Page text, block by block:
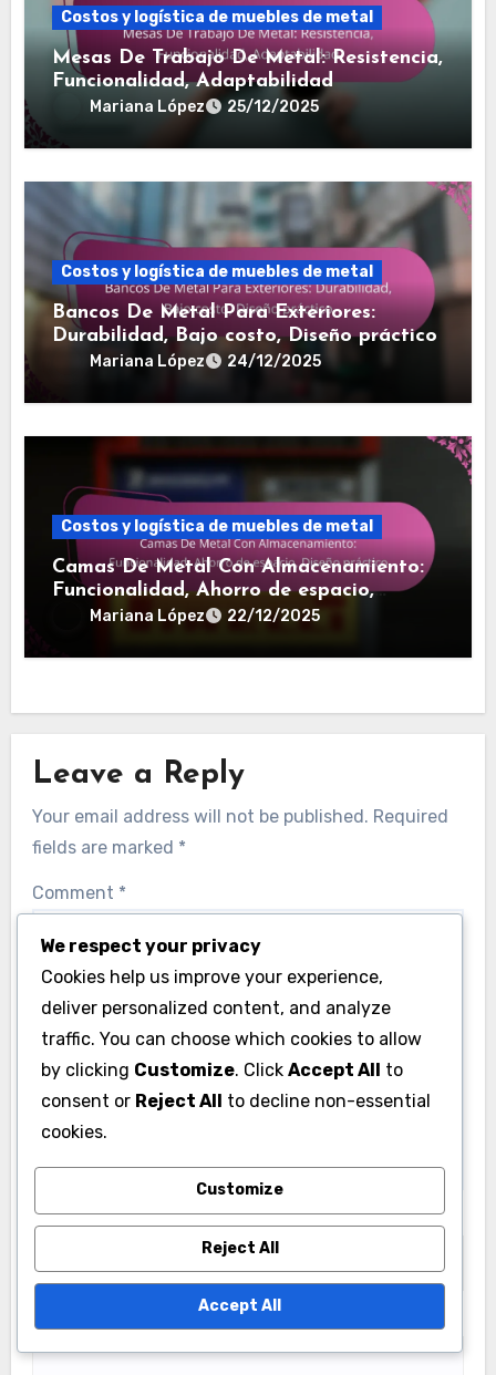
Costos y logística de muebles de metal
Mesas De Trabajo De Metal: Resistencia,
Funcionalidad, Adaptabilidad
Mariana López 25/12/2025
Costos y logística de muebles de metal
Bancos De Metal Para Exteriores:
Durabilidad, Bajo costo, Diseño práctico
Mariana López 24/12/2025
Costos y logística de muebles de metal
Camas De Metal Con Almacenamiento:
Funcionalidad, Ahorro de espacio,
Diseño práctico
Mariana López 22/12/2025
Leave a Reply
Your email address will not be published. Required
fields are marked *
Comment *
Name*
We respect your privacy
Cookies help us improve your experience,
deliver personalized content, and analyze
traffic. You can choose which cookies to allow
by clicking Customize. Click Accept All to
consent or Reject All to decline non-essential
cookies.
Customize
Reject All
Accept All